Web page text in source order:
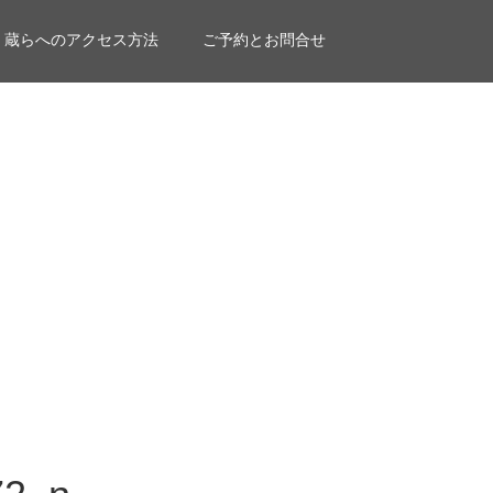
蔵らへのアクセス方法 ご予約とお問合せ